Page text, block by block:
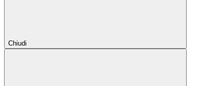
Chiudi